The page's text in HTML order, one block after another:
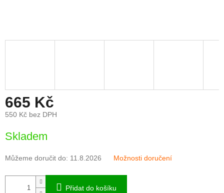
665 Kč
550 Kč bez DPH
cena:
Skladem
Můžeme doručit do: 11.8.2026 Možnosti doručení
Přidat do košíku